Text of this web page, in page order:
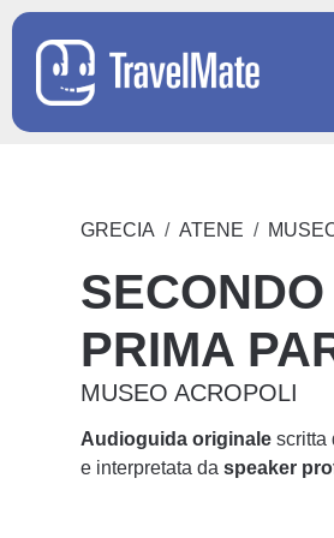
GRECIA ATENE
PRIMA
MUSEO ACROPOLI
Audioguida originale scritta
e interpretata daspeaker